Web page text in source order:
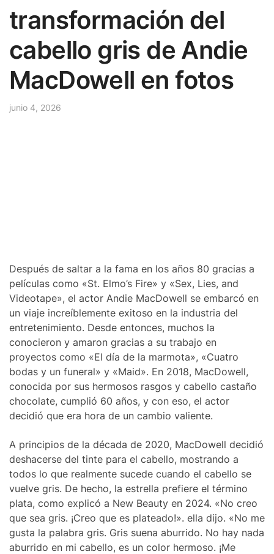
transformación del
cabello gris de Andie
MacDowell en fotos
junio 4, 2026
Después de saltar a la fama en los años 80 gracias a
películas como «St. Elmo’s Fire» y «Sex, Lies, and
Videotape», el actor Andie MacDowell se embarcó en
un viaje increíblemente exitoso en la industria del
entretenimiento. Desde entonces, muchos la
conocieron y amaron gracias a su trabajo en
proyectos como «El día de la marmota», «Cuatro
bodas y un funeral» y «Maid». En 2018, MacDowell,
conocida por sus hermosos rasgos y cabello castaño
chocolate, cumplió 60 años, y con eso, el actor
decidió que era hora de un cambio valiente.
A principios de la década de 2020, MacDowell decidió
deshacerse del tinte para el cabello, mostrando a
todos lo que realmente sucede cuando el cabello se
vuelve gris. De hecho, la estrella prefiere el término
plata, como explicó a New Beauty en 2024. «No creo
que sea gris. ¡Creo que es plateado!». ella dijo. «No me
gusta la palabra gris. Gris suena aburrido. No hay nada
aburrido en mi cabello, es un color hermoso. ¡Me